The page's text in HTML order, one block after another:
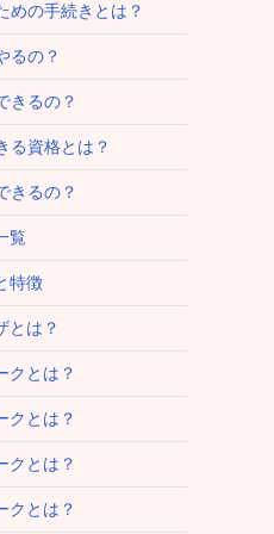
めの手続きとは？
るの？
きるの？
る資格とは？
きるの？
覧
特徴
とは？
クとは？
クとは？
クとは？
クとは？